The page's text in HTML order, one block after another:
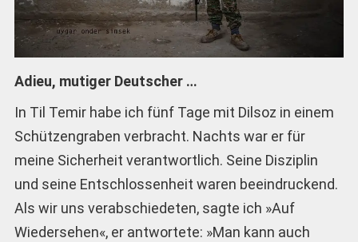
Adieu, mutiger Deutscher …
In Til Temir habe ich fünf Tage mit Dilsoz in einem
Schützengraben verbracht. Nachts war er für
meine Sicherheit verantwortlich. Seine Disziplin
und seine Entschlossenheit waren beeindruckend.
Als wir uns verabschiedeten, sagte ich »Auf
Wiedersehen«, er antwortete: »Man kann auch